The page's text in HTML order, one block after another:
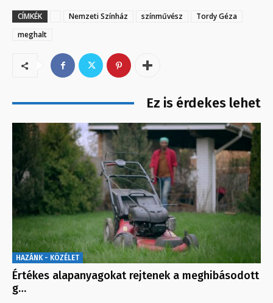
CÍMKÉK Nemzeti Színház színművész
Tordy Géza
meghalt
Ez is érdekes lehet
HAZÁNK - KÖZÉLET
Értékes alapanyagokat rejtenek a meghibásodott
g…